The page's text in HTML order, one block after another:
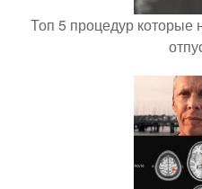
Топ 5 процедур которые